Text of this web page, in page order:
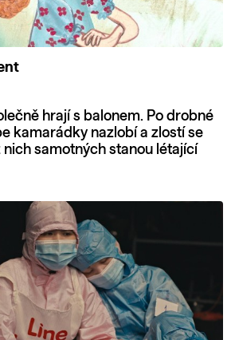
hrají s balonem. Po drobné
kamarádky nazlobí a zlostí se
nich samotných stanou létající